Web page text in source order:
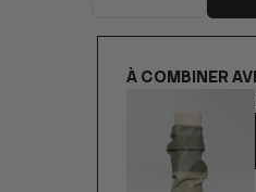
À COMBINER